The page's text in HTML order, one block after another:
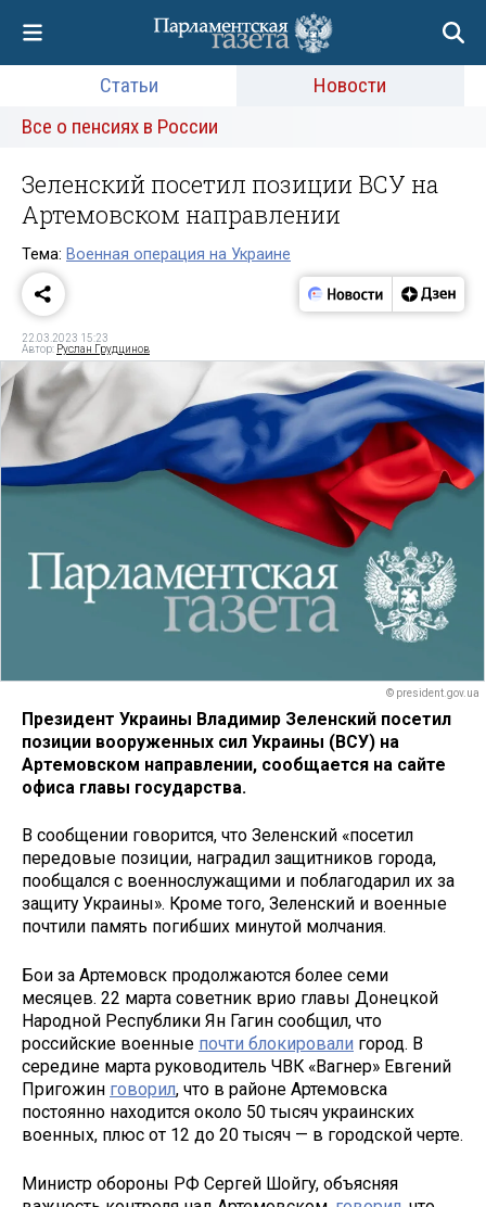
Статьи
Новости
Все о пенсиях в России
Зеленский посетил позиции ВСУ на
Артемовском направлении
Тема: Военная операция на Украине
22.03.2023 15:23
Автор: Руслан Грудцинов
© president.gov.ua
Президент Украины Владимир Зеленский посетил
позиции вооруженных сил Украины (ВСУ) на
Артемовском направлении, сообщается на сайте
офиса главы государства.
В сообщении говорится, что Зеленский «посетил
передовые позиции, наградил защитников города,
пообщался с военнослужащими и поблагодарил их за
защиту Украины». Кроме того, Зеленский и военные
почтили память погибших минутой молчания.
Бои за Артемовск продолжаются более семи
месяцев. 22 марта советник врио главы Донецкой
Народной Республики Ян Гагин сообщил, что
российские военные почти блокировали город. В
середине марта руководитель ЧВК «Вагнер» Евгений
Пригожин говорил, что в районе Артемовска
постоянно находится около 50 тысяч украинских
военных, плюс от 12 до 20 тысяч — в городской черте.
Министр обороны РФ Сергей Шойгу, объясняя